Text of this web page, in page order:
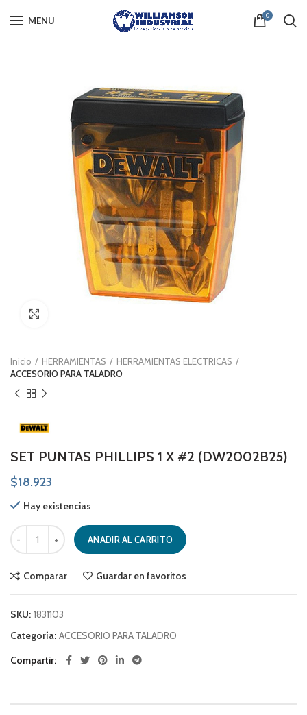
MENU 0
Inicio HERRAMIENTAS
HERRAMIENTAS ELECTRICAS
ACCESORIO PARA TALADRO
SET PUNTAS PHILLIPS 1 X #2 (DW2002B25)
$18.923
Hay existencias
SET PUNTAS PHILLIPS 1 X #2 (DW2002B25) cantidad
AÑADIR AL CARRITO
Comparar Guardar en favoritos
SKU: 1831103
Categoría: ACCESORIO PARA TALADRO
Compartir